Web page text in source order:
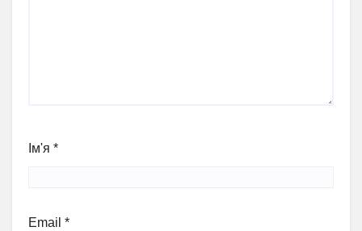
Ім'я *
Email *